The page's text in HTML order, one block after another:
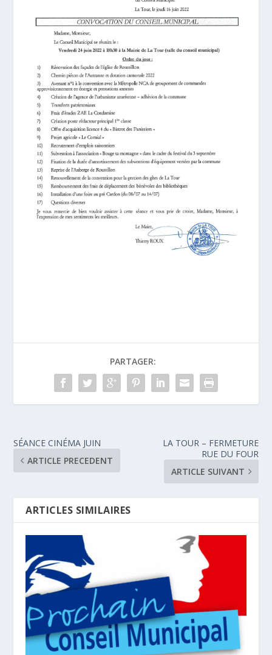
PARTAGER:
SÉANCE CINÉMA JUIN
ARTICLE PRECEDENT
LA TOUR – FERMETURE
RUE DU FOUR
ARTICLE SUIVANT
ARTICLES SIMILAIRES